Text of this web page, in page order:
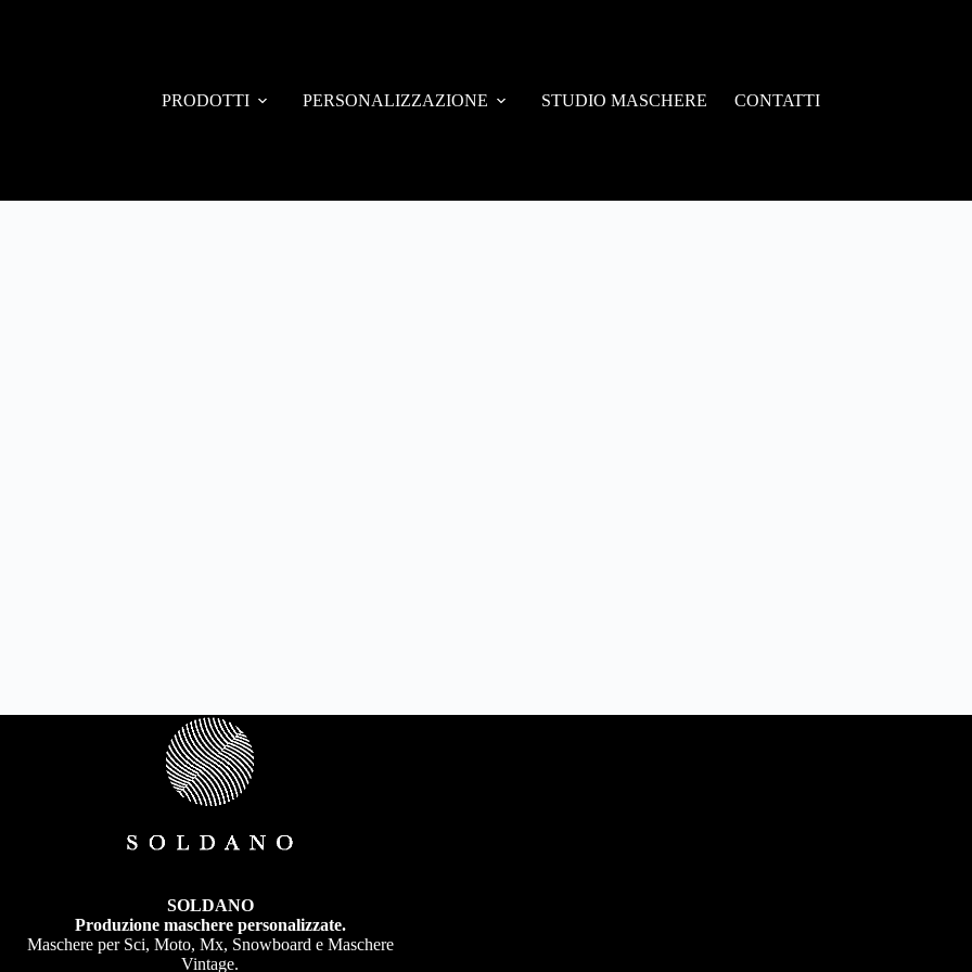
PRODOTTI PERSONALIZZAZIONE STUDIO MASCHERE CONTATTI
SOLDANO
Produzione maschere personalizzate.
Maschere per Sci, Moto, Mx, Snowboard e Maschere
Vintage.